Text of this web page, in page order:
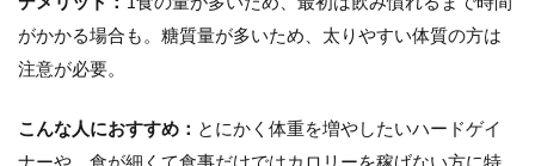
がかかる場合も。糖質量が多いため、太りやすい体質の方は
注意が必要。
こんな人におすすめ： とにかく体重を増やしたいハードゲイ
ナーや、食が細くて食事だけではカロリーを稼げない方に特